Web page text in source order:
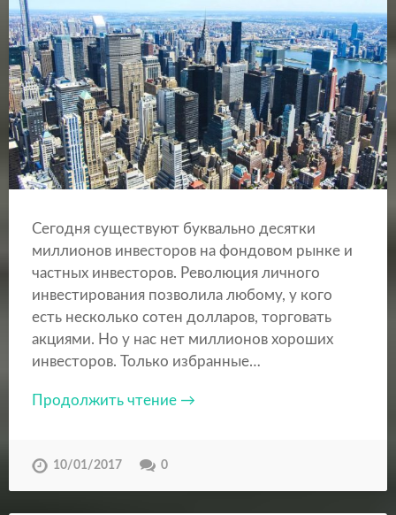
Сегодня существуют буквально десятки
миллионов инвесторов на фондовом рынке и
частных инвесторов. Революция личного
инвестирования позволила любому, у кого
есть несколько сотен долларов, торговать
акциями. Но у нас нет миллионов хороших
инвесторов. Только избранные…
Продолжить чтение →
10/01/2017 0